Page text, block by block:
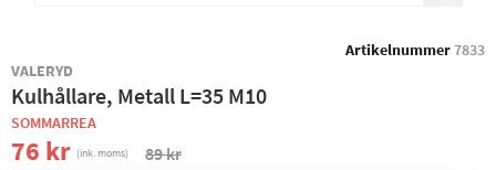
Artikelnummer7833
VALERYD
Kulhållare, Metall L=35 M10
SOMMARREA
76 kr (ink. moms) 89 kr